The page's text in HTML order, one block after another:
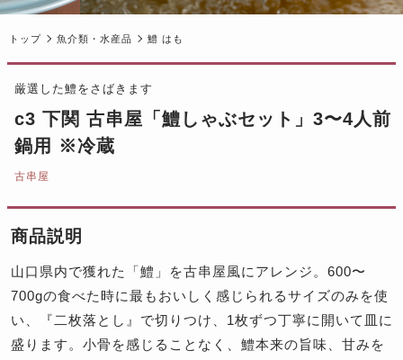
トップ 魚介類・水産品 鱧 はも
厳選した鱧をさばきます
c3 下関 古串屋「鱧しゃぶセット」3〜4人前
鍋用 ※冷蔵
古串屋
商品説明
山口県内で獲れた「鱧」を古串屋風にアレンジ。600〜
700gの食べた時に最もおいしく感じられるサイズのみを使
い、『二枚落とし』で切りつけ、1枚ずつ丁寧に開いて皿に
盛ります。小骨を感じることなく、鱧本来の旨味、甘みを